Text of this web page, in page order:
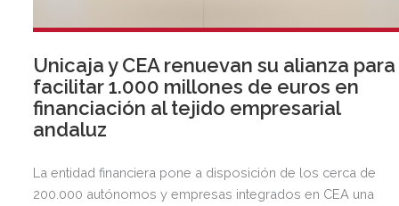
Unicaja y CEA renuevan su alianza para
facilitar 1.000 millones de euros en
financiación al tejido empresarial
andaluz
La entidad financiera pone a disposición de los cerca de
200.000 autónomos y empresas integrados en CEA una